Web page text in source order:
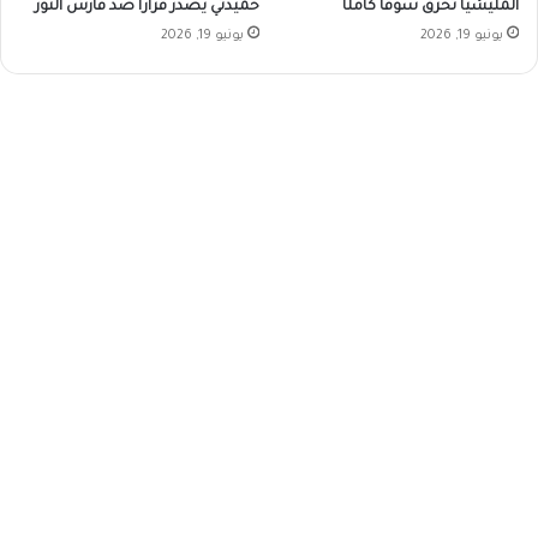
المليشيا تحرق سوقا كاملًا
يونيو 19, 2026
حميدتي يصدر قراراً ضد فارس النور
يونيو 19, 2026